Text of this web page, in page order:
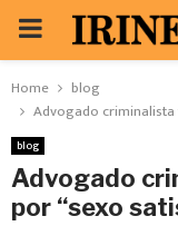
PRIMARY
MENU
Home
blog
Advogado
blog
Advogado
por “sexo